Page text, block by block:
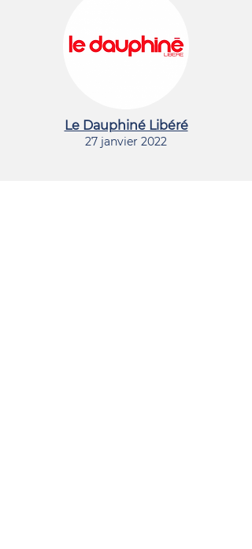
Le Dauphiné Libéré
27 janvier 2022